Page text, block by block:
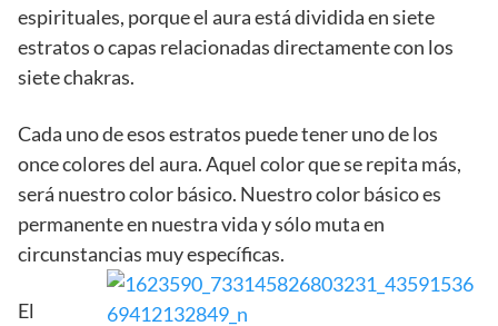
espirituales, porque el aura está dividida en siete
estratos o capas relacionadas directamente con los
siete chakras.
Cada uno de esos estratos puede tener uno de los
once colores del aura. Aquel color que se repita más,
será nuestro color básico. Nuestro color básico es
permanente en nuestra vida y sólo muta en
circunstancias muy específicas.
El